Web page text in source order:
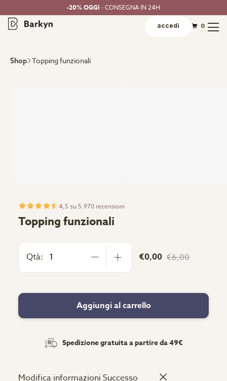
-20% OGGI - CONSEGNA IN 24H
accedi 0
Shop Topping funzionali
4,5 su 5.970 recensioni
Topping funzionali
Qtà: €0,00 €6,00
Aggiungi al carrello
Spedizione gratuita a partire da 49€
Modifica informazioni Successo